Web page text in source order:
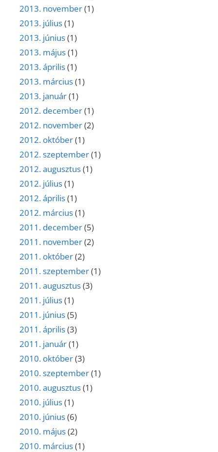
2013. november(1)
2013. július(1)
2013. június(1)
2013. május(1)
2013. április(1)
2013. március(1)
2013. január(1)
2012. december(1)
2012. november(2)
2012. október(1)
2012. szeptember(1)
2012. augusztus(1)
2012. július(1)
2012. április(1)
2012. március(1)
2011. december(5)
2011. november(2)
2011. október(2)
2011. szeptember(1)
2011. augusztus(3)
2011. július(1)
2011. június(5)
2011. április(3)
2011. január(1)
2010. október(3)
2010. szeptember(1)
2010. augusztus(1)
2010. július(1)
2010. június(6)
2010. május(2)
2010. március(1)